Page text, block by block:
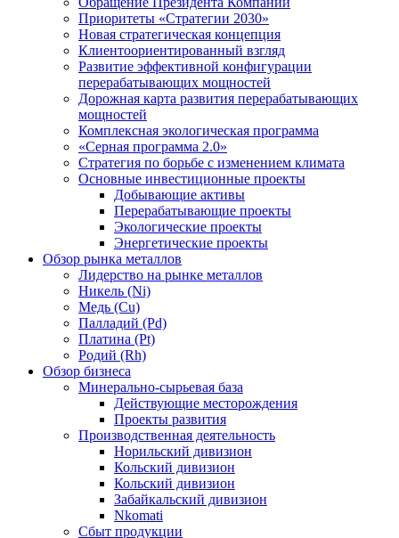
Приоритеты «Стратегии 2030»
Новая стратегическая концепция
Клиентоориентированный взгляд
Развитие эффективной конфигурации
перерабатывающих мощностей
Дорожная карта развития перерабатывающих
мощностей
Комплексная экологическая программа
«Серная программа 2.0»
Стратегия по борьбе с изменением климата
Основные инвестиционные проекты
Добывающие активы
Перерабатывающие проекты
Экологические проекты
Энергетические проекты
Обзор рынка металлов
Лидерство на рынке металлов
Никель (Ni)
Медь (Cu)
Палладий (Pd)
Платина (Pt)
Родий (Rh)
Обзор бизнеса
Минерально-сырьевая база
Действующие месторождения
Проекты развития
Производственная деятельность
Норильский дивизион
Кольский дивизион
Кольский дивизион
Забайкальский дивизион
Nkomati
Сбыт продукции